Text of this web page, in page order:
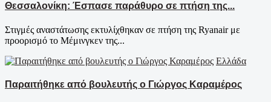
Θεσσαλονίκη: Έσπασε παράθυρο σε πτήση της...
Στιγμές αναστάτωσης εκτυλίχθηκαν σε πτήση της Ryanair με
προορισμό το Μέμινγκεν της...
Ελλάδα
Παραιτήθηκε από βουλευτής ο Γιώργος Καραμέρος